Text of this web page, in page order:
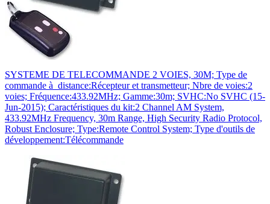
SYSTEME DE TELECOMMANDE 2 VOIES, 30M; Type de
commande à distance:Récepteur et transmetteur; Nbre de voies:2
voies; Fréquence:433.92MHz; Gamme:30m; SVHC:No SVHC (15-
Jun-2015); Caractéristiques du kit:2 Channel AM System,
433.92MHz Frequency, 30m Range, High Security Radio Protocol,
Robust Enclosure; Type:Remote Control System; Type d'outils de
développement:Télécommande